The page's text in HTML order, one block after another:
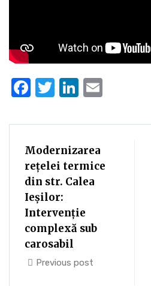
Facebook
TwitterLinkedIn
Modernizarea
rețelei termice
din str. Calea
Ieșilor:
Intervenție
complexă sub
carosabil
Previous post